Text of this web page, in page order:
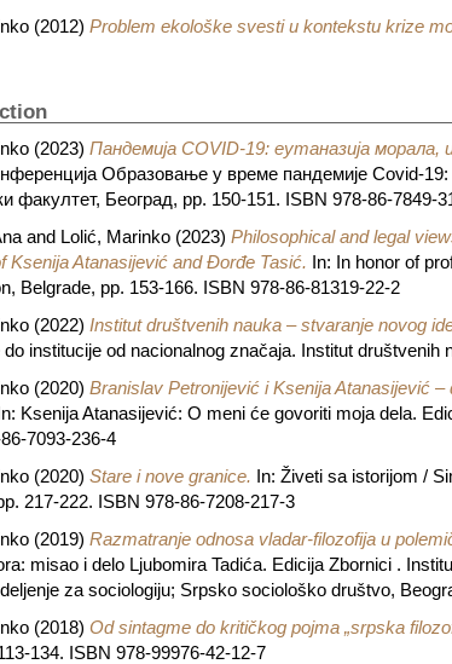
(2012) Problem ekološke svesti u kontekstu krize
(2023) Пандемија COVID-19: еутаназија
Образовање у време пандемије Covid-
факултет, Београд, pp. 150-151. ISBN 978-86-7849-
and Lolić, Marinko (2023) Philosophical and legal
Ksenija Atanasijević and Đorđe Tasić. In: In honor of
Belgrade, pp. 153-166. ISBN 978-86-81319-22-2
(2022) Institut društvenih nauka – stvaranje novog
institucije od nacionalnog značaja. Institut
(2020) Branislav Petronijević i Ksenija Atanasijević
Ksenija Atanasijević: O meni će govoriti moja dela.
7093-236-4
(2020) Stare i nove granice. In: Živeti sa istorijom /
217-222. ISBN 978-86-7208-217-3
(2019) Razmatranje odnosa vladar-filozofija u
misao i delo Ljubomira Tadića. Edicija Zbornici .
za sociologiju; Srpsko sociološko društvo,
(2018) Od sintagme do kritičkog pojma „srpska
134. ISBN 978-99976-42-12-7